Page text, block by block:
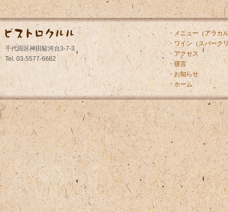
千代田区神田駿河台3-7-3
Tel. 03-5577-6682
・メニュー（ アラカ
・ワイン （スパーク
・アクセス
・寝言
・お知らせ
・ホーム